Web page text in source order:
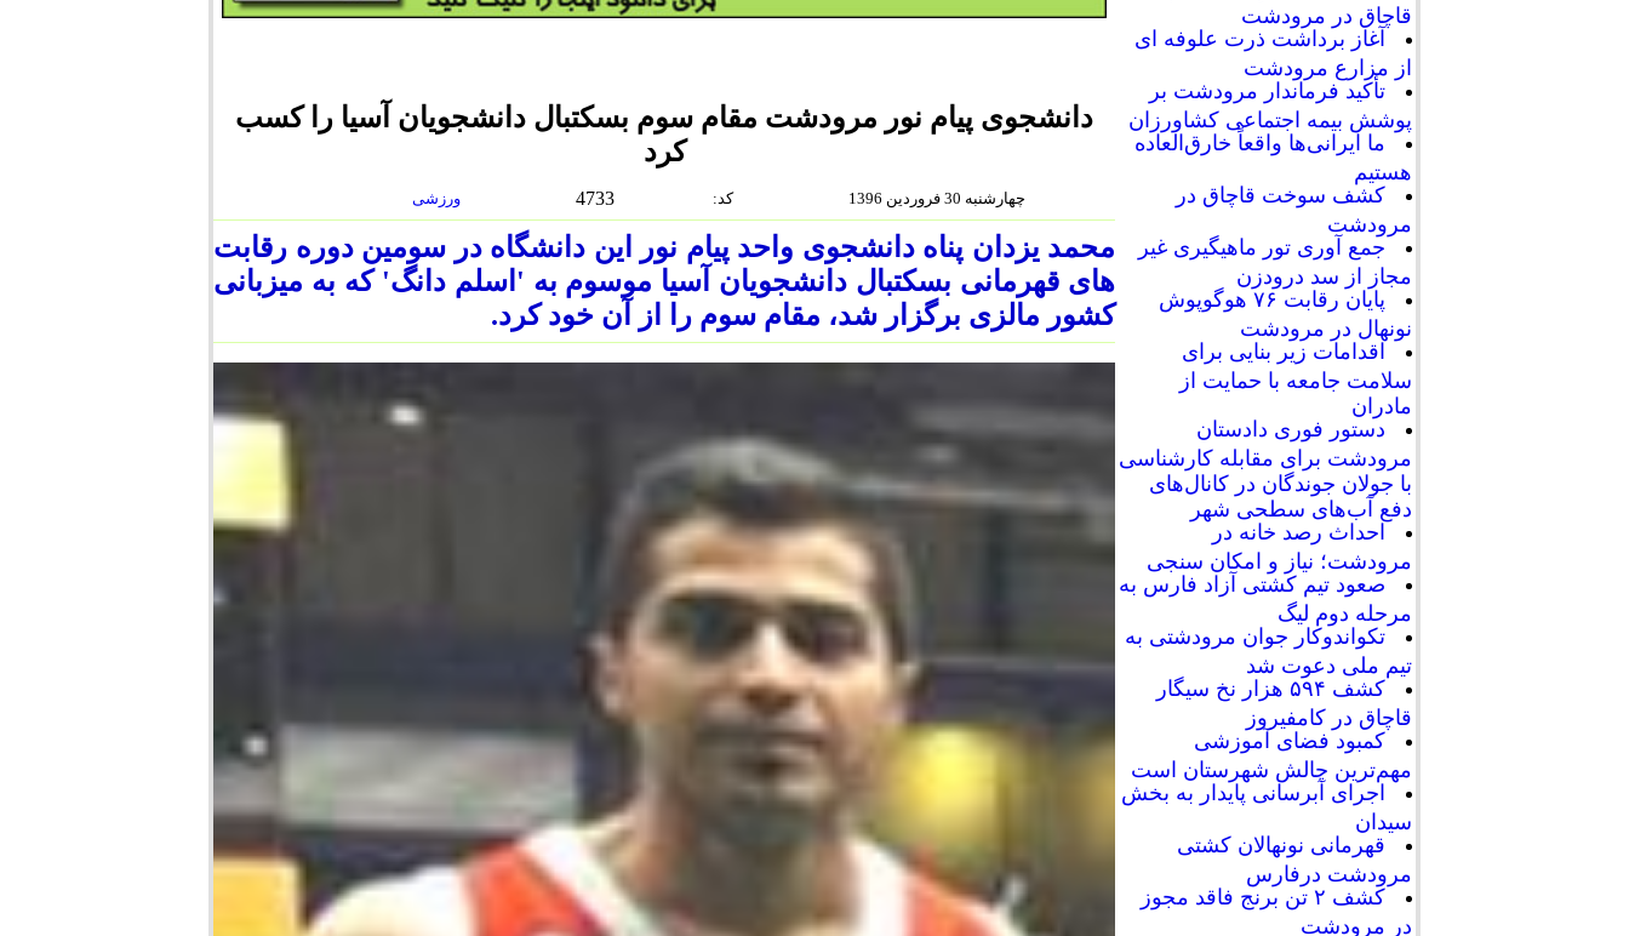
قاچاق در مرودشت
آغاز برداشت ذرت علوفه ای
از مزارع مرودشت
تأکید فرماندار مرودشت بر
پوشش بیمه اجتماعی کشاورزان
ما ایرانی‌ها واقعاً خارق‌العاده
هستیم
کشف سوخت قاچاق در
مرودشت
جمع آوری تور ماهیگیری غیر
مجاز از سد درودزن
پایان رقابت‌ ۷۶ هوگوپوش
نونهال در مرودشت
اقدامات زیر بنایی برای
سلامت جامعه با حمایت از
مادران
دستور فوری دادستان
مرودشت برای مقابله کارشناسی
با جولان جوندگان در کانال‌های
دفع آب‌های سطحی شهر
احداث رصد خانه در
مرودشت؛ نیاز و امکان سنجی
صعود تیم کشتی آزاد فارس به
مرحله دوم لیگ
تکواندوکار جوان مرودشتی به
تیم ملی دعوت شد
کشف ۵۹۴ هزار نخ سیگار
قاچاق در کامفیروز
کمبود فضای آموزشی
مهم‌ترین چالش شهرستان است
اجرای آبرسانی پایدار به بخش
سیدان
قهرمانی نونهالان کشتی
مرودشت درفارس
کشف ۲ تن برنج فاقد مجوز
در مرودشت
دانشجوی پیام نور مرودشت مقام سوم بسکتبال دانشجویان آسیا را کسب
کرد
ورزشی 4733 :كد چهارشنبه 30 فروردين 1396
محمد یزدان پناه دانشجوی واحد پیام نور این دانشگاه در سومین دوره رقابت
های قهرمانی بسکتبال دانشجویان آسیا موسوم به 'اسلم دانگ' که به میزبانی
کشور مالزی برگزار شد، مقام سوم را از آن خود کرد.